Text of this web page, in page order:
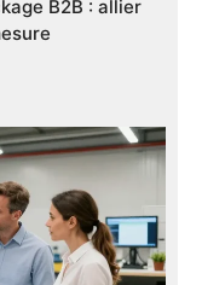
B2B : allier